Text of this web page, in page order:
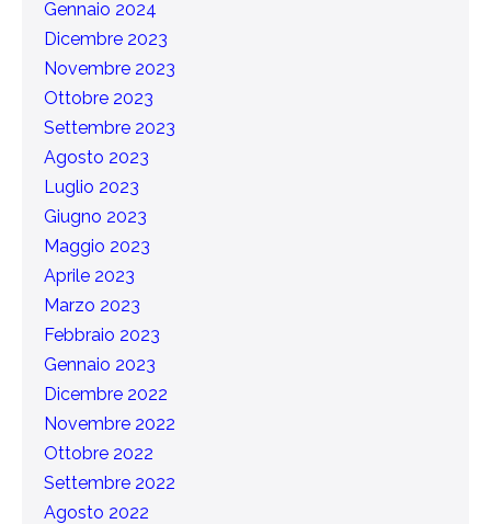
Gennaio 2024
Dicembre 2023
Novembre 2023
Ottobre 2023
Settembre 2023
Agosto 2023
Luglio 2023
Giugno 2023
Maggio 2023
Aprile 2023
Marzo 2023
Febbraio 2023
Gennaio 2023
Dicembre 2022
Novembre 2022
Ottobre 2022
Settembre 2022
Agosto 2022